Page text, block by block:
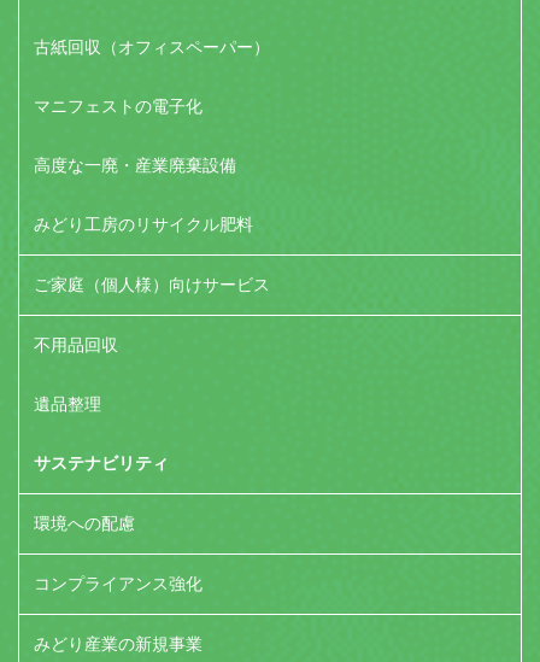
古紙回収（オフィスペーパー）
マニフェストの電子化
高度な一廃・産業廃棄設備
みどり工房のリサイクル肥料
ご家庭（個人様）向けサービス
不用品回収
遺品整理
サステナビリティ
環境への配慮
コンプライアンス強化
みどり産業の新規事業